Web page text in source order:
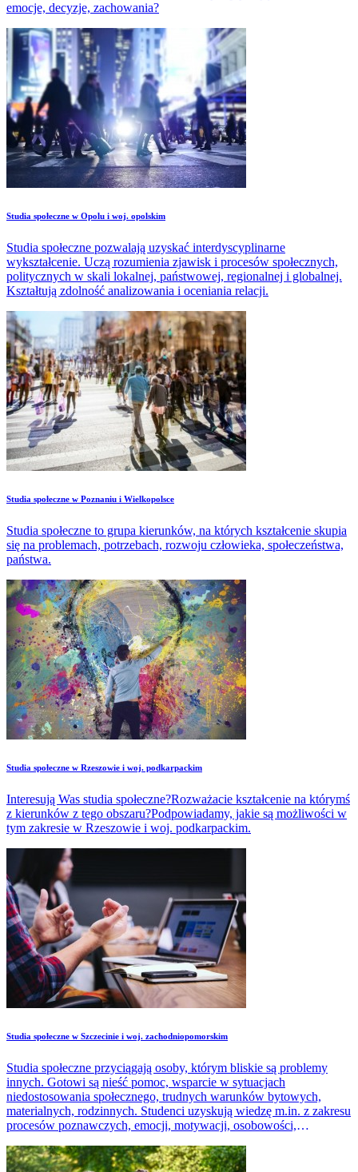
emocje, decyzje, zachowania?
Studia społeczne w Opolu i woj. opolskim
Studia społeczne pozwalają uzyskać interdyscyplinarne
wykształcenie. Uczą rozumienia zjawisk i procesów społecznych,
politycznych w skali lokalnej, państwowej, regionalnej i globalnej.
Kształtują zdolność analizowania i oceniania relacji.
Studia społeczne w Poznaniu i Wielkopolsce
Studia społeczne to grupa kierunków, na których kształcenie skupia
się na problemach, potrzebach, rozwoju człowieka, społeczeństwa,
państwa.
Studia społeczne w Rzeszowie i woj. podkarpackim
Interesują Was studia społeczne?Rozważacie kształcenie na którymś
z kierunków z tego obszaru?Podpowiadamy, jakie są możliwości w
tym zakresie w Rzeszowie i woj. podkarpackim.
Studia społeczne w Szczecinie i woj. zachodniopomorskim
Studia społeczne przyciągają osoby, którym bliskie są problemy
innych. Gotowi są nieść pomoc, wsparcie w sytuacjach
niedostosowania społecznego, trudnych warunków bytowych,
materialnych, rodzinnych. Studenci uzyskują wiedzę m.in. z zakresu
procesów poznawczych, emocji, motywacji, osobowości,